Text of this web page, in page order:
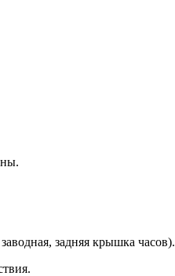
задняя крышка часов).